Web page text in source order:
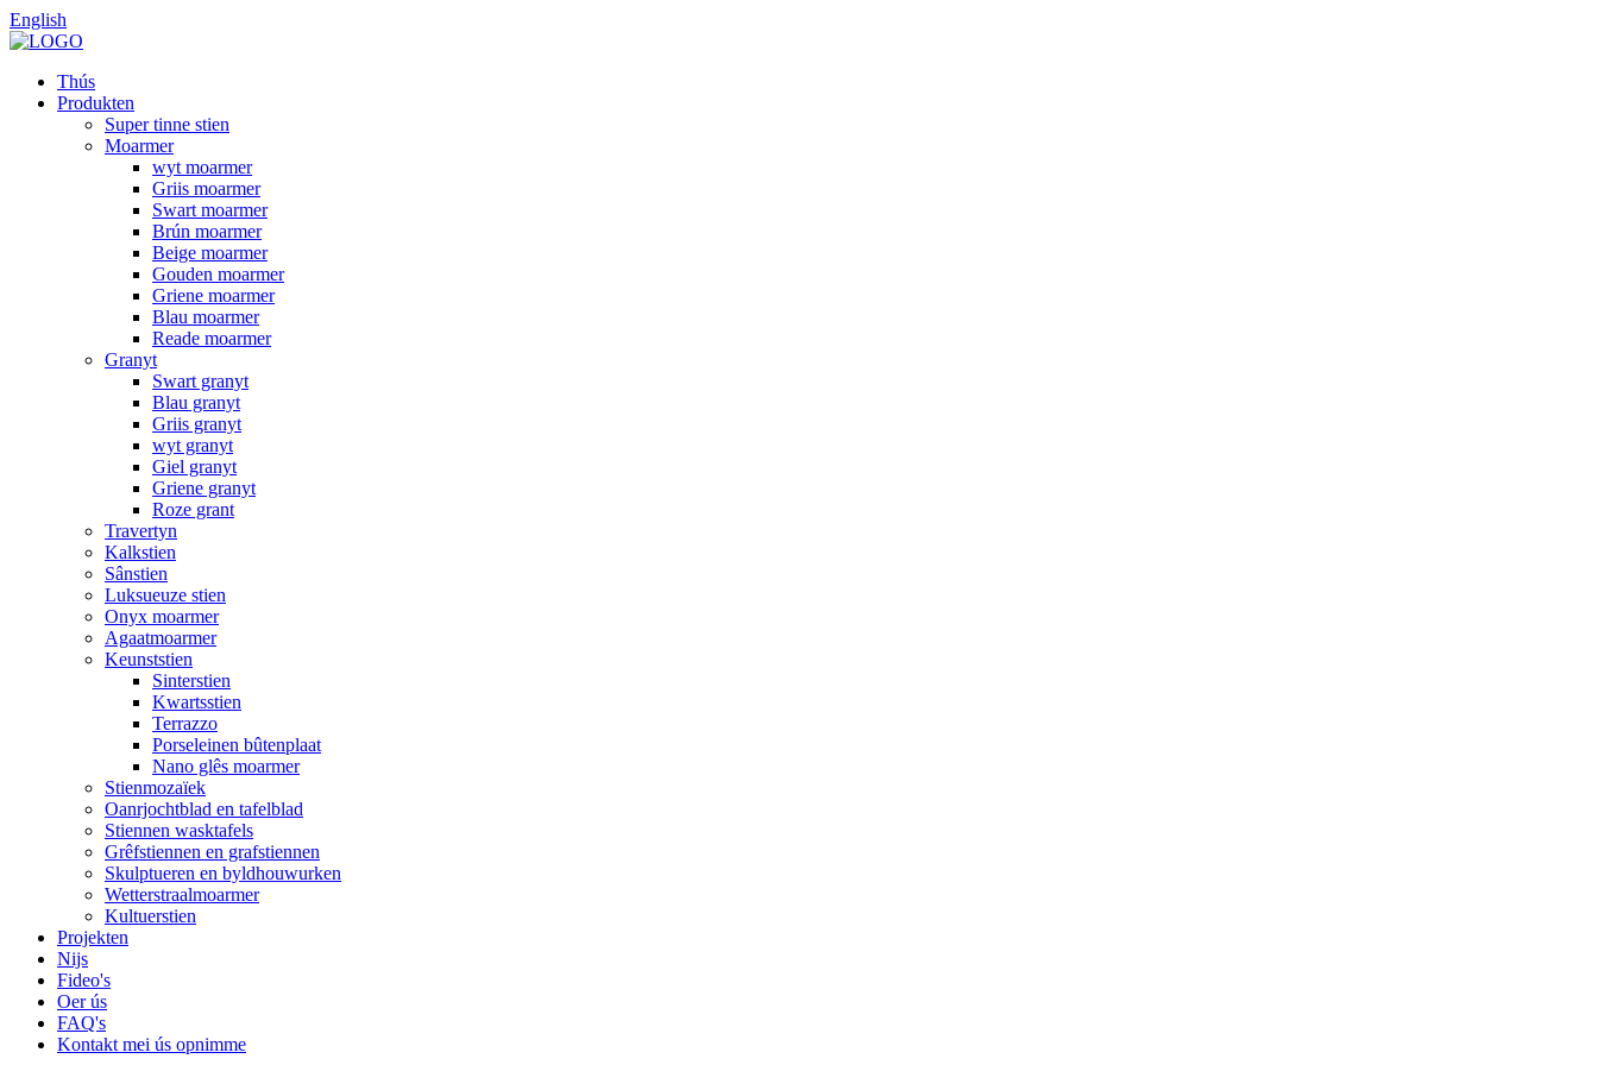
English
Thús
Produkten
Super tinne stien
Moarmer
wyt moarmer
Griis moarmer
Swart moarmer
Brún moarmer
Beige moarmer
Gouden moarmer
Griene moarmer
Blau moarmer
Reade moarmer
Granyt
Swart granyt
Blau granyt
Griis granyt
wyt granyt
Giel granyt
Griene granyt
Roze grant
Travertyn
Kalkstien
Sânstien
Luksueuze stien
Onyx moarmer
Agaatmoarmer
Keunststien
Sinterstien
Kwartsstien
Terrazzo
Porseleinen bûtenplaat
Nano glês moarmer
Stienmozaïek
Oanrjochtblad en tafelblad
Stiennen wasktafels
Grêfstiennen en grafstiennen
Skulptueren en byldhouwurken
Wetterstraalmoarmer
Kultuerstien
Projekten
Nijs
Fideo's
Oer ús
FAQ's
Kontakt mei ús opnimme